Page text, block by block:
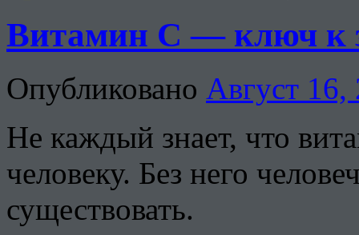
Витамин С — ключ к
Опубликовано Август 16,
Не каждый знает, что
человеку. Без него
существовать.